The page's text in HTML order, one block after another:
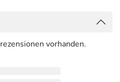
vorhanden.